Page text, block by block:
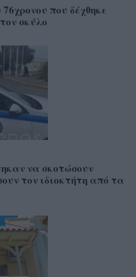
76χρονου που δέχθηκε
σκύλο
να σκοτώσουν
τον ιδιοκτήτη από τα